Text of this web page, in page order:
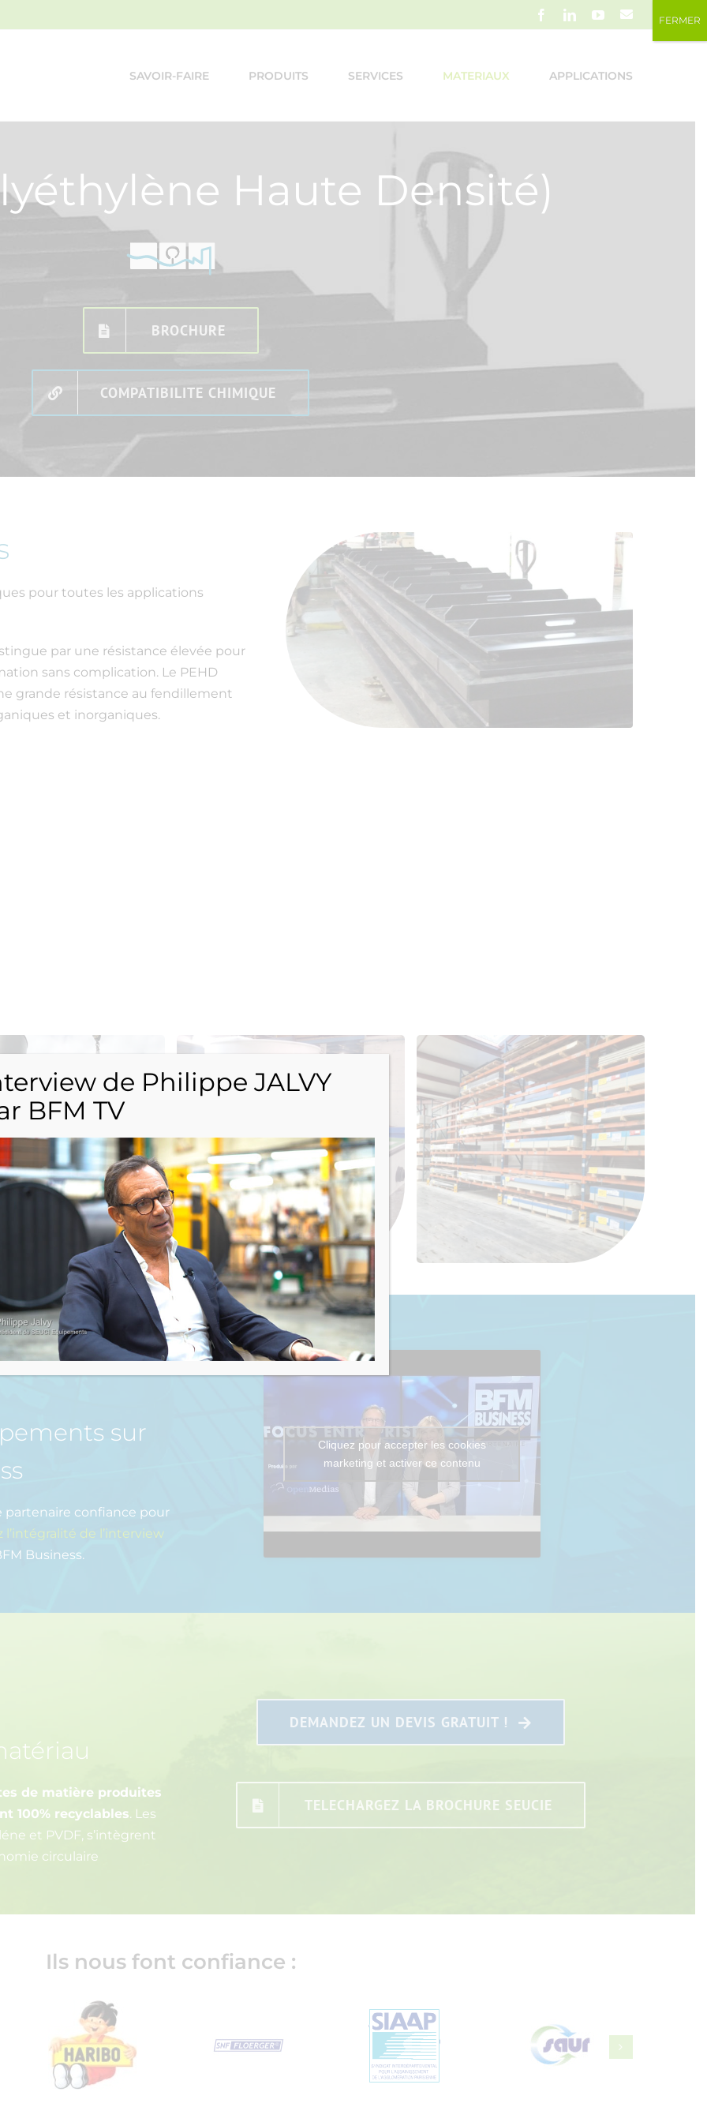
FacebookLinkedInYouTubeEmail
SAVOIR-FAIRE PRODUITS SERVICES MATERIAUX APPLICATIONS
Haute Densité)
BROCHURE
COMPATIBILITE CHIMIQUE
pour toutes les applications
par une résistance élevée pour
sans complication. Le PEHD
grande résistance au fendillement
et inorganiques.
sur
partenaire confiance pour
l’intégralité de l’interview
Business.
Cliquez pour accepter les cookies
marketing et activer ce contenu
de matière produites
100% recyclables. Les
et PVDF, s’intègrent
circulaire
DEMANDEZ UN DEVIS GRATUIT !
TELECHARGEZ LA BROCHURE SEUCIE
Ils nous font confiance :
de Philippe JALVY
BFM TV
FERMER